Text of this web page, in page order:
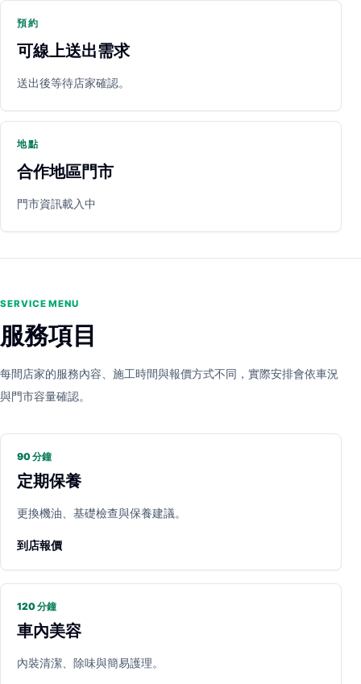
立即預約 開啟地圖 其他店家
預約
可線上送出需求
送出後等待店家確認。
地點
合作地區門市
門市資訊載入中
SERVICE MENU
服務項目
每間店家的服務內容、施工時間與報價方式不同，實際安排會依車況
與門市容量確認。
90 分鐘
定期保養
更換機油、基礎檢查與保養建議。
到店報價
120 分鐘
車內美容
內裝清潔、除味與簡易護理。